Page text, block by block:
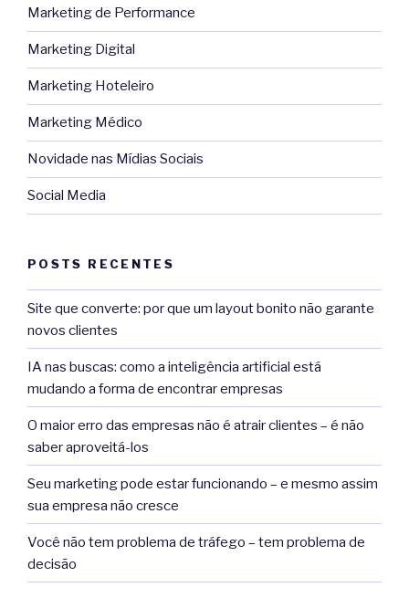
Marketing de Performance
Marketing Digital
Marketing Hoteleiro
Marketing Médico
Novidade nas Mídias Sociais
Social Media
POSTS RECENTES
Site que converte: por que um layout bonito não garante
novos clientes
IA nas buscas: como a inteligência artificial está
mudando a forma de encontrar empresas
O maior erro das empresas não é atrair clientes – é não
saber aproveitá-los
Seu marketing pode estar funcionando – e mesmo assim
sua empresa não cresce
Você não tem problema de tráfego – tem problema de
decisão